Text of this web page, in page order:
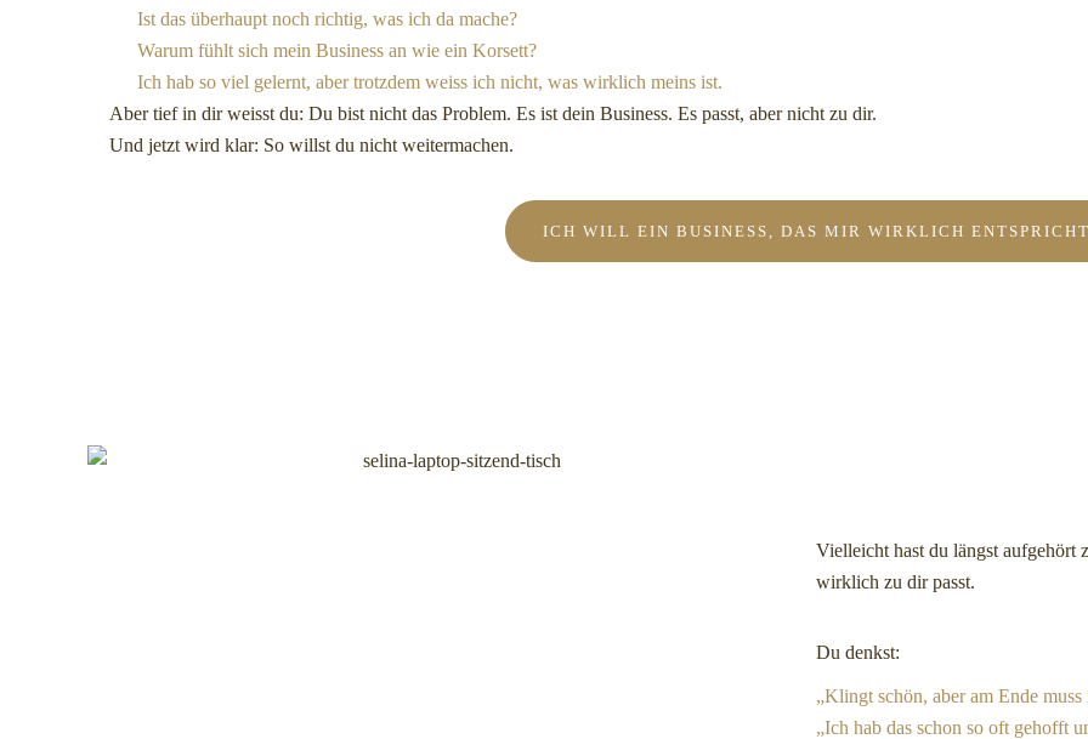
Ist das überhaupt noch richtig, was ich da mache?
Warum fühlt sich mein Business an wie ein Korsett?
Ich hab so viel gelernt, aber trotzdem weiss ich nicht, was wirklich meins ist.
Aber tief in dir weisst du: Du bist nicht das Problem. Es ist dein Business. Es passt, aber nicht zu dir.
Und jetzt wird klar: So willst du nicht weitermachen.
ICH WILL EIN BUSINESS, DAS MIR WIRKLICH
Vielleicht hast du längst aufgehört
wirklich zu dir passt.
Du denkst:
„Klingt schön, aber am Ende
„Ich hab das schon so oft gehofft